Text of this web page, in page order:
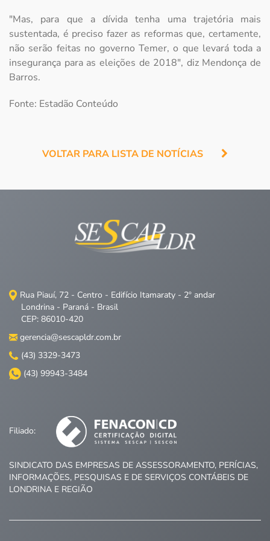
"Mas, para que a dívida tenha uma trajetória mais
sustentada, é preciso fazer as reformas que, certamente,
não serão feitas no governo Temer, o que levará toda a
insegurança para as eleições de 2018", diz Mendonça de
Barros.
Fonte: Estadão Conteúdo
VOLTAR PARA LISTA DE NOTÍCIAS
Rua Piauí, 72 - Centro - Edifício Itamaraty - 2º andar
Londrina - Paraná - Brasil
CEP: 86010-420
gerencia@sescapldr.com.br
(43) 3329-3473
(43) 99943-3484
Filiado:
SINDICATO DAS EMPRESAS DE ASSESSORAMENTO, PERÍCIAS,
INFORMAÇÕES, PESQUISAS E DE SERVIÇOS CONTÁBEIS DE
LONDRINA E REGIÃO